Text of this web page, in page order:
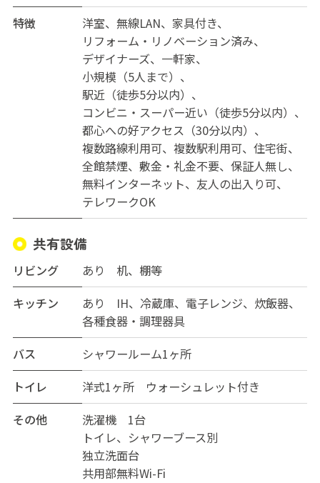
各個室や共用部には、デザイン性と機能性を兼ね備えた
家具・家電を完備。引越しの手間を大幅に省き、入居し
たその日から快適な新生活をスタートできます。初期費
用は「事務手数料」と「保証金（退去時返却）」のみ！
シンプルでお財布にも優しい安心のルールです。
3.全5室の心地よいコミュニティ
大人数での生活が苦手な方にもおすすめの、限定5室とい
う規模感。静かで落ち着いた環境の中で、入居者同士が
程よい距離感を保ちながら生活できます。
4.【立地】大阪の二大拠点へ10分！USJや兵庫へも好アク
大阪市内でもこれほど完璧な立地はなかなかありませ
ん！
・梅田・難波へそれぞれ約10分： 大阪を代表する二大タ
ーミナルへ直通圏内。通勤も休日のお出かけも、驚くほ
ど軽快です。
・USJがすぐそば： 休日には話題のエリアへ気軽に足を
・兵庫（尼崎・神戸）方面もスムーズ：大阪と兵庫の結
節点として、広範囲に動ける機動力があります。この機
はずです。
新しい空間で新しい毎日を。個性豊かな【TAISHA5:00】
で、あなたらしさを楽しむ生活を始めませんか？お問い
合わせをお待ちしております！
特徴
洋室 無線LAN
家具付き
リフォーム・リノベーション済み
デザイナーズ
一軒家
小規模（5人まで）
駅近（徒歩5分以内）
コンビニ・スーパー近い（徒歩5分以内）
都心への好アクセス（30分以内）
複数路線利用可
複数駅利用可
住宅街
全館禁煙
敷金・礼金不要
保証人無し
無料インターネット
友人の出入り可
テレワークOK
共有設備
リビング
あり 机、棚等
キッチン
あり IH、冷蔵庫、電子レンジ、炊飯器、
各種食器・調理器具
バス
シャワールーム1ヶ所
トイレ
洋式1ヶ所 ウォーシュレット付き
その他
洗濯機 1台
トイレ、シャワーブース別
独立洗面台
共用部無料Wi-Fi